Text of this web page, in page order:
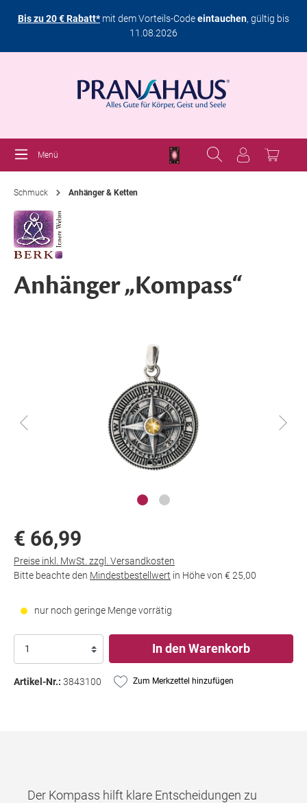
Bis zu 20 € Rabatt*mit dem Vorteils-Codeeintauchen, gültig bis
11.08.2026
Menü
Schmuck Anhänger & Ketten
Anhänger „Kompass“
€ 66,99
Preise inkl. MwSt. zzgl. Versandkosten
Bitte beachte den Mindestbestellwert in Höhe von € 25,00
nur noch geringe Menge vorrätig
In den Warenkorb
Artikel-Nr.: 3843100 Zum Merkzettel hinzufügen
Der Kompass hilft klare Entscheidungen zu